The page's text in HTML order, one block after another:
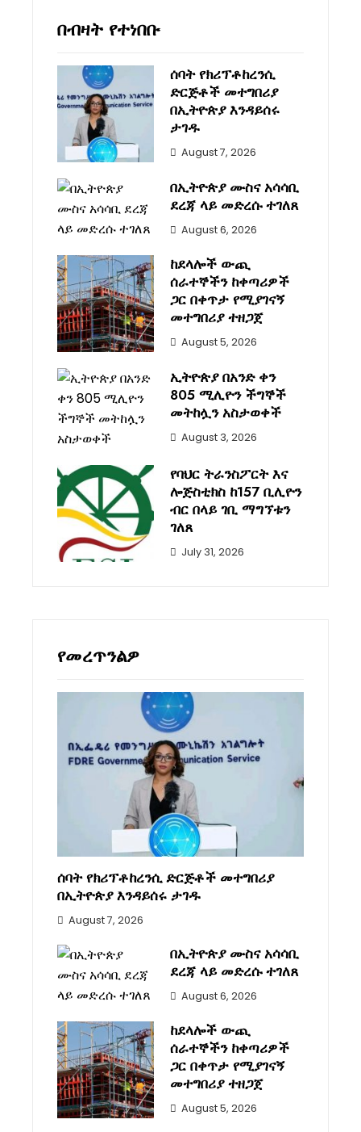
በብዛት የተነበቡ
ሰባት የክሪፕቶከረንሲ
ድርጅቶች መተግበሪያ
በኢትዮጵያ እንዳይሰሩ
ታገዱ
August 7, 2026
በኢትዮጵያ ሙስና አሳሳቢ
ደረጃ ላይ መድረሱ ተገለጸ
August 6, 2026
ከደላሎች ውጪ
ሰራተኞችን ከቀጣሪዎች
ጋር በቀጥታ የሚያገናኝ
መተግበሪያ ተዘጋጀ
August 5, 2026
ኢትዮጵያ በአንድ ቀን
805 ሚሊዮን ችግኞች
መትከሏን አስታወቀች
August 3, 2026
የባህር ትራንስፖርት እና
ሎጅስቲክስ ከ157 ቢሊዮን
ብር በላይ ገቢ ማግኘቱን
ገለጸ
July 31, 2026
የመረጥንልዎ
ሰባት የክሪፕቶከረንሲ ድርጅቶች መተግበሪያ
በኢትዮጵያ እንዳይሰሩ ታገዱ
August 7, 2026
በኢትዮጵያ ሙስና አሳሳቢ
ደረጃ ላይ መድረሱ ተገለጸ
August 6, 2026
ከደላሎች ውጪ
ሰራተኞችን ከቀጣሪዎች
ጋር በቀጥታ የሚያገናኝ
መተግበሪያ ተዘጋጀ
August 5, 2026